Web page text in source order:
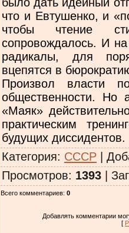
что и Евтушенко, и
чтобы чтение
сопровождалось. И на
радикалы, для
вцепятся в
Произвол власти
общественности. Но
«Маяк»
практическим
будущих диссидентов.
Категория: СССР |
Просмотров: 1393 |
Всего комментариев: 0
Добавлять комментарии
[